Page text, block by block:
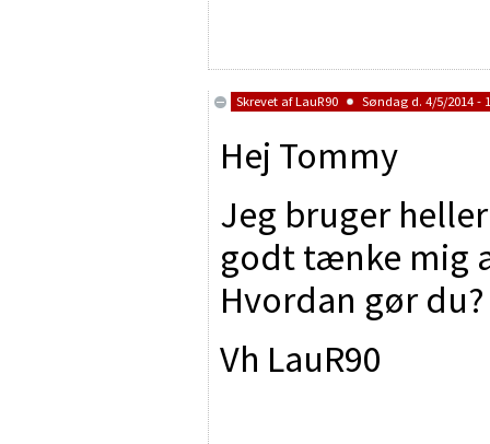
Skrevet afLauR90 Søndag d. 4/5/2014 -
Hej Tommy
Jeg bruger
godt tænke mig
Hvordan gør du?
Vh LauR90